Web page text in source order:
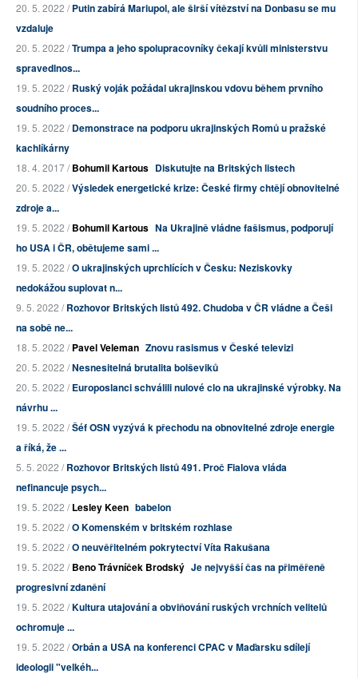
20. 5. 2022 /Putin zabírá Mariupol, ale širší vítězství na Donbasu se mu
vzdaluje
20. 5. 2022 /Trumpa a jeho spolupracovníky čekají kvůli ministerstvu
spravedlnos...
19. 5. 2022 /Ruský voják požádal ukrajinskou vdovu během prvního
soudního proces...
19. 5. 2022 /Demonstrace na podporu ukrajinských Romů u pražské
kachlíkárny
18. 4. 2017 /Bohumil Kartous Diskutujte na Britských listech
20. 5. 2022 /Výsledek energetické krize: České firmy chtějí obnovitelné
zdroje a...
19. 5. 2022 /Bohumil Kartous Na Ukrajině vládne fašismus, podporují
ho USA i ČR, obětujeme sami ...
19. 5. 2022 /O ukrajinských uprchlících v Česku: Neziskovky
nedokážou suplovat n...
9. 5. 2022 /Rozhovor Britských listů 492. Chudoba v ČR vládne a Češi
na sobě ne...
18. 5. 2022 /Pavel Veleman Znovu rasismus v České televizi
20. 5. 2022 /Nesnesitelná brutalita bolševiků
20. 5. 2022 /Europoslanci schválili nulové clo na ukrajinské výrobky. Na
návrhu ...
19. 5. 2022 /Šéf OSN vyzývá k přechodu na obnovitelné zdroje energie
a říká, že ...
5. 5. 2022 /Rozhovor Britských listů 491. Proč Fialova vláda
nefinancuje psych...
19. 5. 2022 /Lesley Keen babelon
19. 5. 2022 /O Komenském v britském rozhlase
19. 5. 2022 /O neuvěřitelném pokrytectví Víta Rakušana
19. 5. 2022 /Beno Trávníček Brodský Je nejvyšší čas na přiměřeně
progresivní zdanění
19. 5. 2022 /Kultura utajování a obviňování ruských vrchních velitelů
ochromuje ...
19. 5. 2022 /Orbán a USA na konferenci CPAC v Maďarsku sdílejí
ideologii "velkéh...